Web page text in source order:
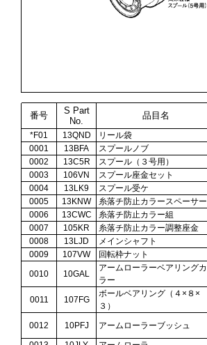
番号
S Part
No.
品目名
*F01 13QND リール袋
0001
13BFA スプールノブ
0002
13C5R スプール（３号用）
0003
106VN スプール座金セット
0004
13LK9 スプール受ケ
0005
13KNW 糸落チ防止カラースペーサー
0006
13CWC 糸落チ防止カラー組
0007
105KR 糸落チ防止カラー調整座金
0008
13LJD メインシャフト
0009
107VW 回転枠ナット
0010
10GAL
アームローラーベアリングカ
ラー
0011 107FG
ボールベアリング（４×８×
３）
0012 10PFJ アームローラーブッシュ